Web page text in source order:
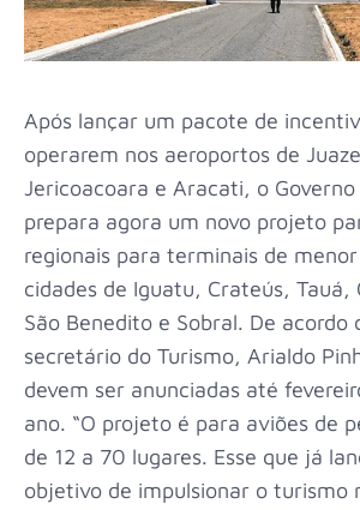
Após lançar um pacote de
operarem nos aeroportos de
Jericoacoara e Aracati, o Governo
prepara agora um novo projeto
regionais para terminais de
cidades de Iguatu, Crateús, Tauá,
São Benedito e Sobral. De acordo
secretário do Turismo, Arialdo
devem ser anunciadas até
ano. “O projeto é para aviões de
de 12 a 70 lugares. Esse que já
objetivo de impulsionar o turismo